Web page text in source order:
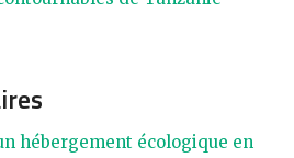
hébergement écologique en